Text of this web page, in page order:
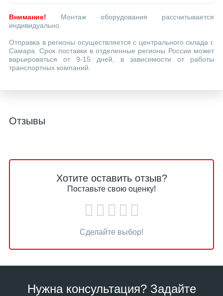
Внимание! Монтаж оборудования рассчитывается
индивидуально.
Отправка в регионы осуществляется с центрального склада г.
Самара. Срок поставки в отделенные регионы России может
варьироваться от 9-15 дней, в зависимости от работы
транспортных компаний.
Отзывы
Хотите оставить отзыв?
Поставьте свою оценку!
Сделайте выбор!
Нужна консультация? Задайте